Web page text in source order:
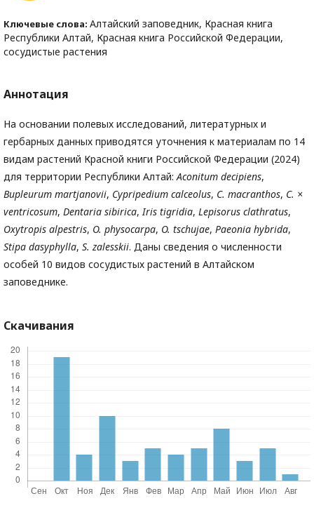
Ключевые слова: Алтайский заповедник, Красная книга
Республики Алтай, Красная книга Российской Федерации,
сосудистые растения
Аннотация
На основании полевых исследований, литературных и
гербарных данных приводятся уточнения к материалам по 14
видам растений Красной книги Российской Федерации (2024)
для территории Республики Алтай:Aconitum decipiens,
Bupleurum martjanovii, Cypripedium calceolus, C. macranthos, C. ×
ventricosum, Dentaria sibirica,Iris tigridia, Lepisorus clathratus,
Oxytropis alpestris, O. physocarpa, O. tschujae, Paeonia hybrida,
Stipa dasyphylla, S. zalesskii. Даны сведения о численности
особей 10 видов сосудистых растений в Алтайском
заповеднике.
Скачивания